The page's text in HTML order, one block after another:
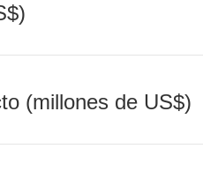
(millones de US$)